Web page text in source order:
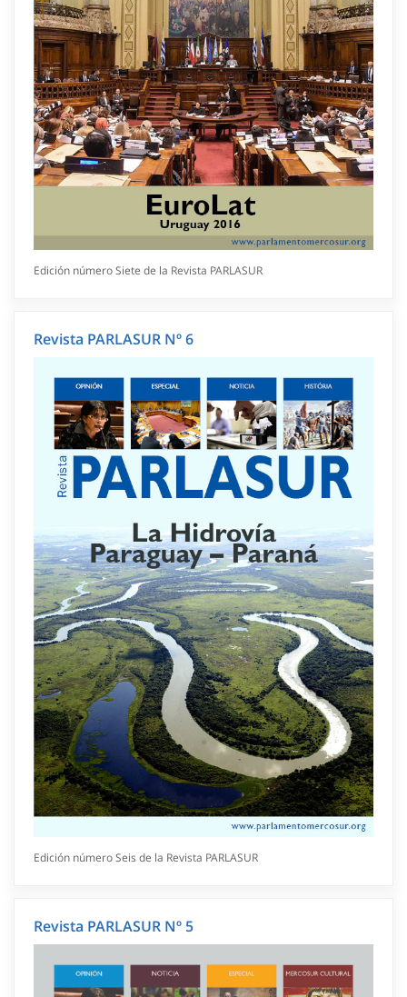
Edición número Siete de la Revista PARLASUR
Revista PARLASUR Nº 6
Edición número Seis de la Revista PARLASUR
Revista PARLASUR Nº 5